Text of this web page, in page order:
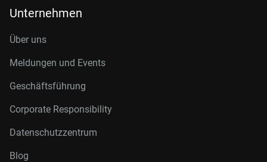
Unternehmen
Über uns
Meldungen und Events
Geschäftsführung
Corporate Responsibility
Datenschutzzentrum
Blog